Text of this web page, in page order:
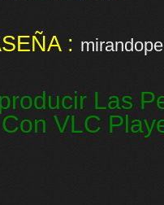
:
Las
VLC